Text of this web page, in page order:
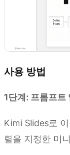
사용 방법
1단계: 프롬프트
Kimi Slides로
렬을 지정한 미